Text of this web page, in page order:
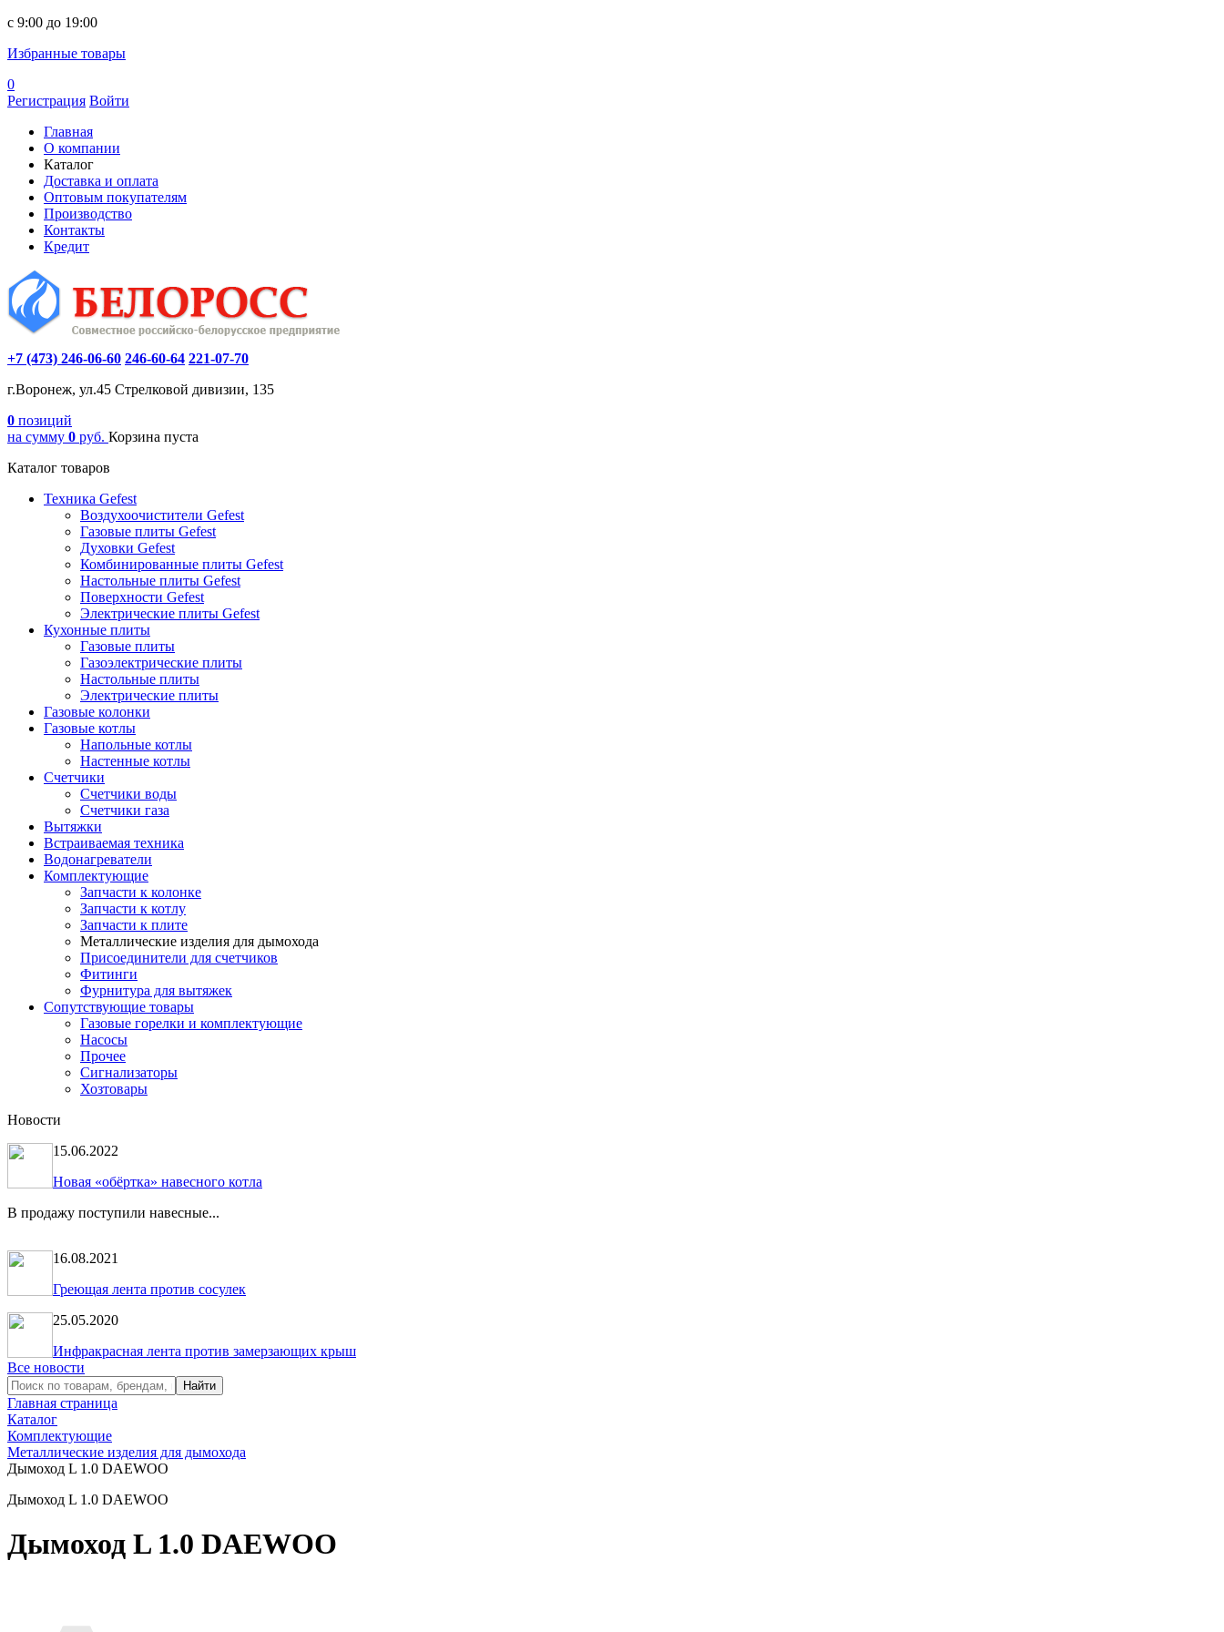
c 9:00 до 19:00
Избранные товары
0
Регистрация Войти
Главная
О компании
Каталог
Доставка и оплата
Оптовым покупателям
Производство
Контакты
Кредит
+7 (473) 246-06-60 246-60-64 221-07-70
г.Воронеж, ул.45 Стрелковой дивизии, 135
0 позиций
на сумму 0 руб. Корзина пуста
Каталог товаров
Техника Gefest
Воздухоочистители Gefest
Газовые плиты Gefest
Духовки Gefest
Комбинированные плиты Gefest
Настольные плиты Gefest
Поверхности Gefest
Электрические плиты Gefest
Кухонные плиты
Газовые плиты
Газоэлектрические плиты
Настольные плиты
Электрические плиты
Газовые колонки
Газовые котлы
Напольные котлы
Настенные котлы
Счетчики
Счетчики воды
Счетчики газа
Вытяжки
Встраиваемая техника
Водонагреватели
Комплектующие
Запчасти к колонке
Запчасти к котлу
Запчасти к плите
Металлические изделия для дымохода
Присоединители для счетчиков
Фитинги
Фурнитура для вытяжек
Сопутствующие товары
Газовые горелки и комплектующие
Насосы
Прочее
Сигнализаторы
Хозтовары
Новости
15.06.2022
Новая «обёртка» навесного котла
В продажу поступили навесные...
16.08.2021
Греющая лента против сосулек
25.05.2020
Инфракрасная лента против замерзающих крыш
Все новости
Главная страница
Каталог
Комплектующие
Металлические изделия для дымохода
Дымоход L 1.0 DAEWOO
Дымоход L 1.0 DAEWOO
Дымоход L 1.0 DAEWOO